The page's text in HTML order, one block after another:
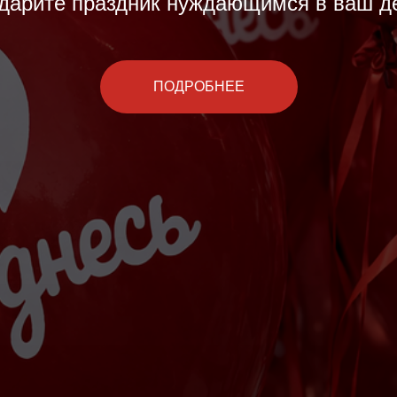
ПОДРОБНЕЕ